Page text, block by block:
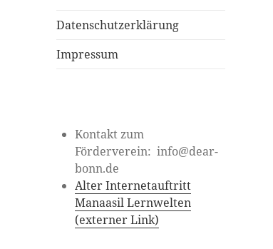
Datenschutzerklärung
Impressum
Kontakt zum
Förderverein: info@dear-
bonn.de
Alter Internetauftritt
Manaasil Lernwelten
(externer Link)